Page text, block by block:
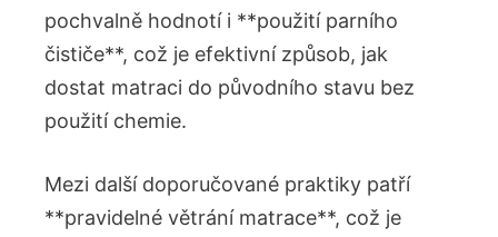
pochvalně hodnotí i **použití parního
čističe**, což je efektivní způsob, jak
dostat matraci do původního stavu bez
použití chemie.
Mezi další doporučované praktiky patří
**pravidelné větrání matrace**, což je